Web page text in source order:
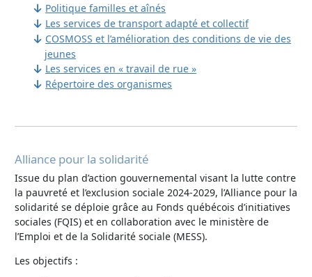
Politique familles et aînés
Les services de transport adapté et collectif
COSMOSS et l’amélioration des conditions de vie des
jeunes
Les services en « travail de rue »
Répertoire des organismes
Alliance pour la solidarité
Issue du plan d’action gouvernemental visant la lutte contre
la pauvreté et l’exclusion sociale 2024-2029, l’Alliance pour la
solidarité se déploie grâce au Fonds québécois d’initiatives
sociales (FQIS) et en collaboration avec le ministère de
l’Emploi et de la Solidarité sociale (MESS).
Les objectifs :